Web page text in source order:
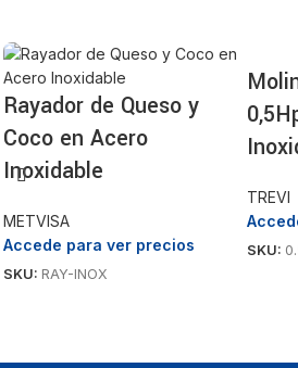
Rayador de Queso y
Coco en Acero
Inoxidable
METVISA
Accede para ver precios
SKU: RAY-INOX
TREVI
SKU: